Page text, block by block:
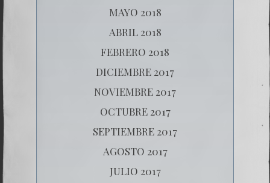
MAYO 2018
ABRIL 2018
FEBRERO 2018
DICIEMBRE 2017
NOVIEMBRE 2017
OCTUBRE 2017
SEPTIEMBRE 2017
AGOSTO 2017
JULIO 2017